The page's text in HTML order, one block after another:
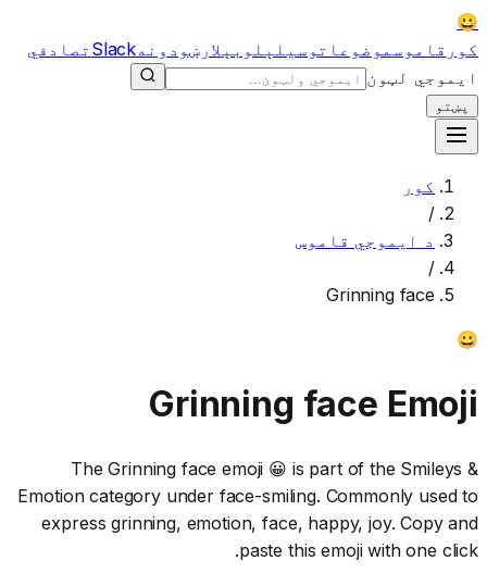
😀
کور قاموسموضوعاتوسیلېلوبېلارښودونهSlack تصادفي
ایموجي لټون
پښتو
کور
/
د ایموجي قاموس
/
Grinning face
😀
Grinning face Emoji
The Grinning face emoji 😀 is part of the Smileys &
Emotion category under face-smiling. Commonly used to
express grinning, emotion, face, happy, joy. Copy and
paste this emoji with one click.